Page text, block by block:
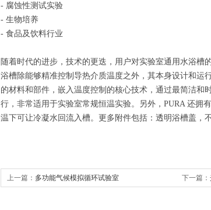
- 腐蚀性测试实验
- 生物培养
- 食品及饮料行业
随着时代的进步，技术的更迭，用户对实验室通用水浴槽
浴槽除能够精准控制导热介质温度之外，其本身设计和运
的材料和部件，嵌入温度控制的核心技术，通过最简洁和
行，非常适用于实验室常规恒温实验。
另外，PURA 还拥
温下可让冷凝水回流入槽。 更多附件包括： 透明浴槽盖，
上一篇： 多功能气候模拟循环试验室 下一篇：